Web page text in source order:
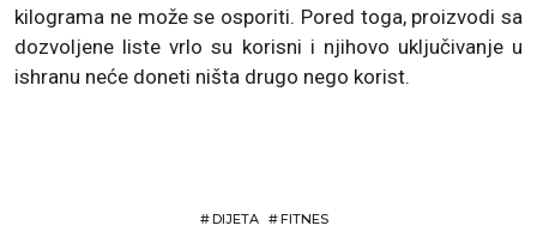
kilograma ne može se osporiti. Pored toga, proizvodi sa
dozvoljene liste vrlo su korisni i njihovo uključivanje u
ishranu neće doneti ništa drugo nego korist.
#DIJETA #FITNES